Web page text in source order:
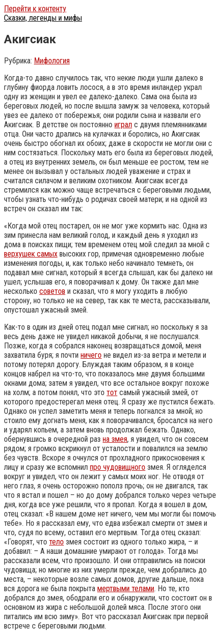
Перейти к контенту
Сказки, легенды и мифы
Акигсиак
Рубрика: Мифология
Когда-то давно случилось так, что некие люди ушли далеко в
глубину фиорда ловить лосося, а в это время инландер украл
одну из женщин и увел ее далеко-далеко. Сама она была из
береговых людей, но после вышла замуж за человека, который
увез ее далеко от побережья; они родили сына и назвали его
Акигсиак. В детстве он постоянно играл с двумя племянниками
отца. Они часто дрались на кулачках и боролись, но Акигсиак
очень быстро обогнал их обоих; даже в скорости не могли они с
ним состязаться. Поскольку мать его была из береговых людей,
а отец из внутренних земель, он был меньше ее ростом; тем не
менее он вызывал у остальных людей уважение и страх и
считался силачом и великим охотником. Акигсиак всегда
стремился как можно чаще встречаться с береговыми людьми,
чтобы узнать что-нибудь о родичах своей матери; и на одной из
встреч он сказал им так:
«Когда мой отец постарел, он не мог уже кормить нас. Одна из
зим принесла нам великий голод, и каждый день я уходил из
дома в поисках пищи; тем временем отец мой следил за мной с
верхушек самых высоких гор, примечая одновременно любые
изменения погоды, и, как только небо начинало темнеть, он
подавал мне сигнал, который я всегда слышал, как бы далеко ни
ушел; услышав его, я поворачивал к дому. Он также дал мне
несколько советов и сказал, что я могу уходить в любую
сторону, но только не на север, так как те места, рассказывали,
опустошал ужасный змей.
Как-то в один из дней отец подал мне сигнал; но поскольку я за
весь день даже не увидел никакой добычи, я не послушался.
Позже, когда я собрался наконец возвращаться домой, меня
захватила буря; я почти ничего не видел из-за ветра и метели и
потому потерял дорогу. Блуждая таким образом, я в конце
концов набрел на что-то, что показалось мне двумя большими
окнами дома; затем я увидел, что все остальное вокруг похоже
на холм; а потом понял, что это тот самый ужасный змей, от
которого предостерегал меня отец. Я сразу же пустился бежать.
Однако он успел заметить меня и теперь погнался за мной; но
стоило ему догнать меня, как я поворачивался, бросался на него
и ударял копьем, а затем вновь продолжал бежать. Однако,
обернувшись в очередной раз на змея, я увидел, что он совсем
рядом; я громко вскрикнул от усталости и повалился на землю
без чувств. Вскоре я очнулся от прохладного прикосновения к
лицу и сразу же вспомнил про чудовищного змея. Я огляделся
вокруг и увидел, что он лежит у самых моих ног. Не отводя от
него глаз, я очень осторожно пополз прочь; он не двигался, так
что я встал и пошел – но до дому добрался только через четыре
дня, когда все уже решили, что я пропал. Когда я вошел в дом,
отец сказал: «В нашем доме нет ничего, чем мы могли бы помочь
тебе». Но я рассказал ему, что едва избежал смерти от змея и
что, судя по всему, оставил его мертвым. Тогда отец сказал:
«Говорят, что тело змея состоит из одного только жира, – и
добавил: – А наши домашние умирают от голода». Тогда мы
рассказали всем, что произошло. И они отправились на поиски
чудовища; но многие из них умерли прежде, чем добрались до
места, – некоторые возле самых домов, другие дальше, пока
вся дорога не была покрыта мертвыми телами. Но те, кто
добрался до змея, ободрали его и обнаружили, что состоит он в
основном из жира с небольшой долей мяса. После этого они
питались им всю зиму». Вот что рассказал Акигсиак при первой
встрече с береговыми людьми.